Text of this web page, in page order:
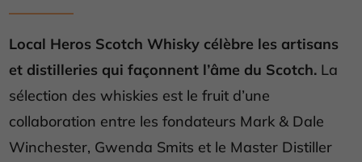
Local Heros Scotch Whisky célèbre les artisans
et distilleries qui façonnent l’âme du Scotch. La
sélection des whiskies est le fruit d’une
collaboration entre les fondateurs Mark & Dale
Winchester, Gwenda Smits et le Master Distiller